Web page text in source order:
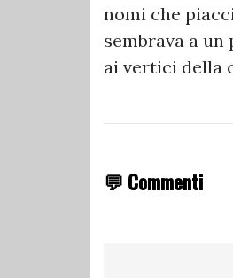
nomi che
sembrava a un
ai vertici della
💬 Commenti